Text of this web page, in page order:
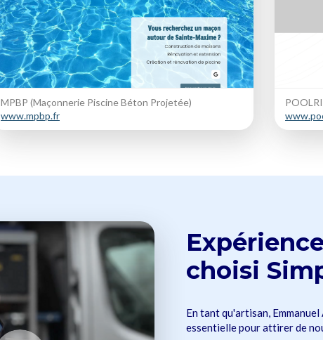
MPBP (Maçonnerie Piscine Béton Projetée)
www.mpbp.fr
choisi
En tant qu'artisan,
essentielle pour attirer de